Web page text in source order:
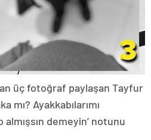
üç fotoğraf paylaşan Tayfur
mı? Ayakkabılarımı
demeyin’ notunu